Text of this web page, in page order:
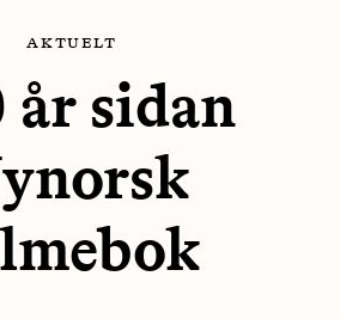
aktuelt
år sidan